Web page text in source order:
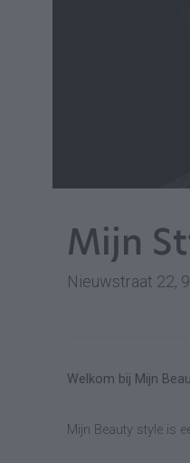
Mijn
Nieuwstraat 22,
Welkom bij Mijn
Mijn Beauty style is